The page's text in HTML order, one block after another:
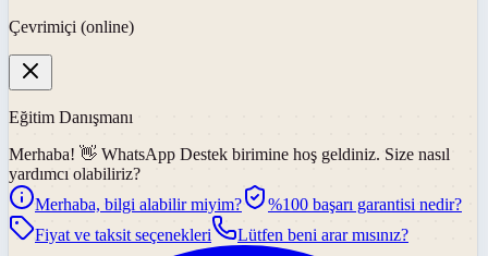
Çevrimiçi (online)
Eğitim Danışmanı
Merhaba! 👋 WhatsApp Destek birimine hoş geldiniz. Size nasıl
yardımcı olabiliriz?
Merhaba, bilgi alabilir miyim?
%100 başarı garantisi nedir?
Fiyat ve taksit seçenekleri
Lütfen beni arar mısınız?